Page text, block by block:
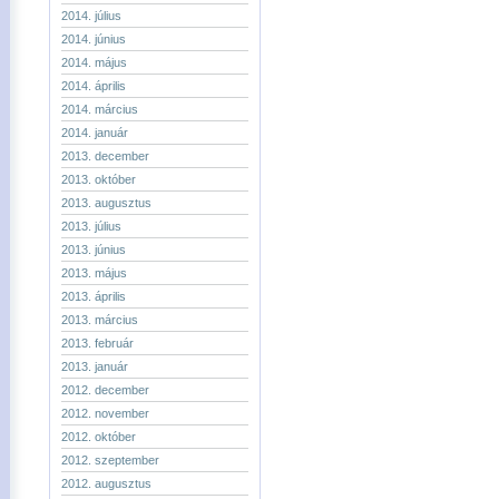
2014. július
2014. június
2014. május
2014. április
2014. március
2014. január
2013. december
2013. október
2013. augusztus
2013. július
2013. június
2013. május
2013. április
2013. március
2013. február
2013. január
2012. december
2012. november
2012. október
2012. szeptember
2012. augusztus